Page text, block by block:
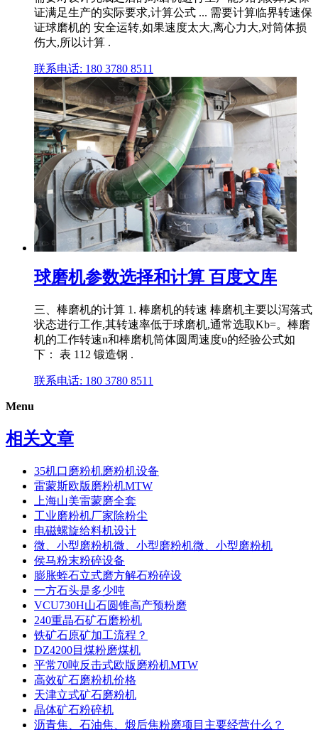
证满足生产的实际要求,计算公式 ... 需要计算临界转速保
证球磨机的 安全运转,如果速度太大,离心力大,对筒体损
伤大,所以计算 .
联系电话: 180 3780 8511
球磨机参数选择和计算 百度文库
三、棒磨机的计算 1. 棒磨机的转速 棒磨机主要以泻落式
状态进行工作,其转速率低于球磨机,通常选取Kb=。棒磨
机的工作转速n和棒磨机筒体圆周速度υ的经验公式如
下： 表 112 锻造钢 .
联系电话: 180 3780 8511
Menu
相关文章
35机口磨粉机磨粉机设备
雷蒙斯欧版磨粉机MTW
上海山美雷蒙磨全套
工业磨粉机厂家除粉尘
电磁螺旋给料机设计
微、小型磨粉机微、小型磨粉机微、小型磨粉机
侯马粉末粉碎设备
膨胀蛭石立式磨方解石粉碎设
一方石头是多少吨
VCU730H山石圆锥高产预粉磨
240重晶石矿石磨粉机
铁矿石原矿加工流程？
DZ4200目煤粉磨煤机
平常70吨反击式欧版磨粉机MTW
高效矿石磨粉机价格
天津立式矿石磨粉机
晶体矿石粉碎机
沥青焦、石油焦、煅后焦粉磨项目主要经营什么？